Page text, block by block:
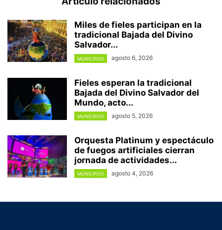
Miles de fieles participan en la
tradicional Bajada del Divino
Salvador...
MUNICIPIOS agosto 6, 2026
Fieles esperan la tradicional
Bajada del Divino Salvador del
Mundo, acto...
MUNICIPIOS agosto 5, 2026
Orquesta Platinum y espectáculo
de fuegos artificiales cierran
jornada de actividades...
MUNICIPIOS agosto 4, 2026